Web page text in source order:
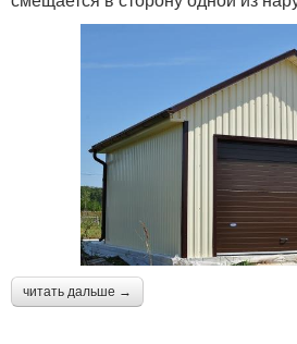
читать дальше →